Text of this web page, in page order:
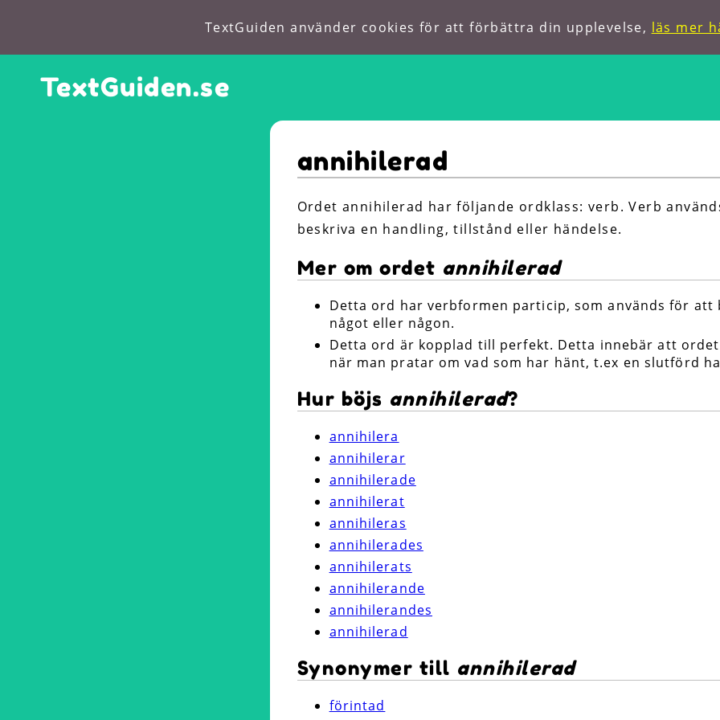
TextGuiden använder cookies för att förbättra din upplevelse, läs mer
TextGuiden.se
Förkortningar
Hitta ord
annihilerad
Ordet annihilerad har följande ordklass: verb. Verb
beskriva en handling, tillstånd eller händelse.
Mer om ordet annihilerad
Detta ord har verbformen particip, som används för att
något eller någon.
Detta ord är kopplad till perfekt. Detta innebär att ordet
när man pratar om vad som har hänt, t.ex en slutförd
Hur böjs annihilerad?
annihilera
annihilerar
annihilerade
annihilerat
annihileras
annihilerades
annihilerats
annihilerande
annihilerandes
annihilerad
Synonymer till annihilerad
förintad